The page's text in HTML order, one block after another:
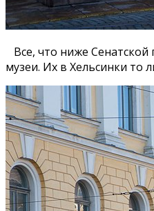
Все, что ниже
музеи. Их в Хельсинки то